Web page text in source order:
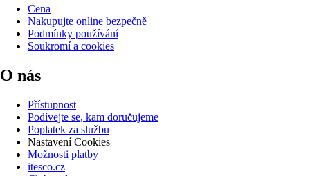
Cena
Nakupujte online bezpečně
Podmínky používání
Soukromí a cookies
O nás
Přístupnost
Podívejte se, kam doručujeme
Poplatek za službu
Nastavení Cookies
Možnosti platby
itesco.cz